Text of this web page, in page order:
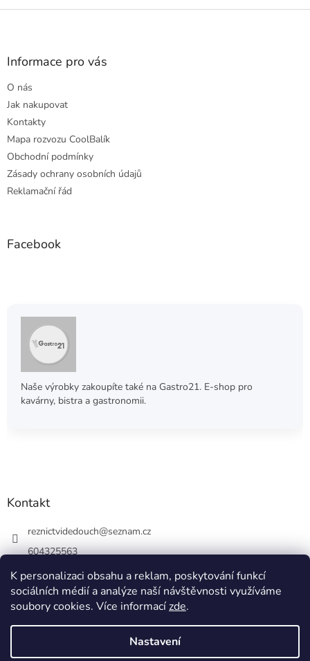
K personalizaci obsahu a reklam, poskytování funkcí
sociálních médií a analýze naší návštěvnosti využíváme
soubory cookies. Více informacízde.
Nastavení
Z
Informace pro vás
O nás
Jak nakupovat
Kontakty
Mapa rozvozu CoolBalík
Obchodní podmínky
Zásady ochrany osobních údajů
Reklamační řád
Facebook
Naše výrobky zakoupíte také na Gastro21. E-shop pro
kavárny, bistra a gastronomii.
Kontakt
reznictvidedouch@seznam.cz
604325563